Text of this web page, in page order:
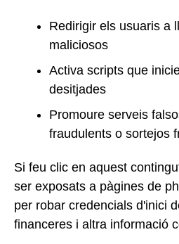
Redirigir els usuaris a
maliciosos
Activa scripts que
desitjades
Promoure serveis
fraudulents o sortejos
Si feu clic en aquest
ser exposats a pàgines de
per robar credencials d'inici
financeres i altra informació